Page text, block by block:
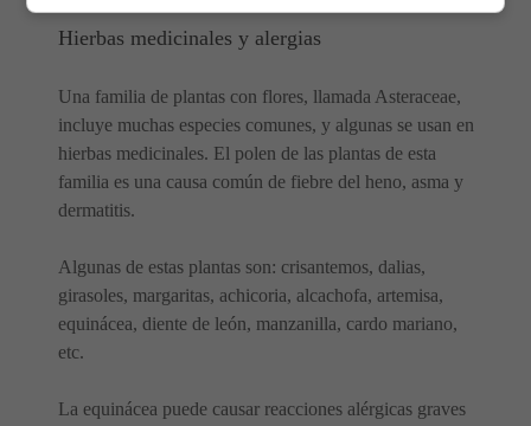
Hierbas medicinales y alergias
Una familia de plantas con flores, llamada Asteraceae,
incluye muchas especies comunes, y algunas se usan en
hierbas medicinales. El polen de las plantas de esta
familia es una causa común de fiebre del heno, asma y
dermatitis.
Algunas de estas plantas son: crisantemos, dalias,
girasoles, margaritas, achicoria, alcachofa, artemisa,
equinácea, diente de león, manzanilla, cardo mariano,
etc.
La equinácea puede causar reacciones alérgicas graves